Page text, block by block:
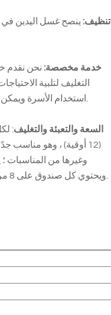
تنظيف: ينصح غسل اليدين في
خدمة مخصصة: نحن نقدم
التغليف لتلبية
استخدام الأسرة ويمكن أيضًا استخدامها كهدية عيد الميلاد.
السعة والتعبئة والتغليف
(12 أوقية) ، وهو مناسب
ويحتوي كل صندوق على 8 مربعات ، وهو مريح للتخزين والنقل.